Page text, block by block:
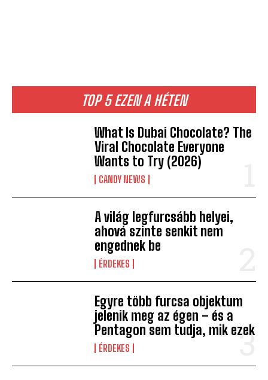
TOP 5 EZEN A HÉTEN
What Is Dubai Chocolate? The
Viral Chocolate Everyone
Wants to Try (2026)
CANDY NEWS
A világ legfurcsább helyei,
ahová szinte senkit nem
engednek be
ÉRDEKES
Egyre több furcsa objektum
jelenik meg az égen – és a
Pentagon sem tudja, mik ezek
ÉRDEKES